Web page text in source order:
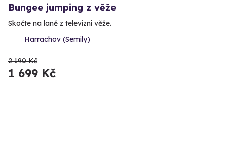
Bungee jumping z věže
Skočte na laně z televizní věže.
Harrachov (Semily)
2 190 Kč
1 699 Kč